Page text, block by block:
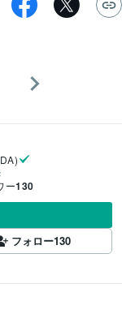
ー130
フォロー130